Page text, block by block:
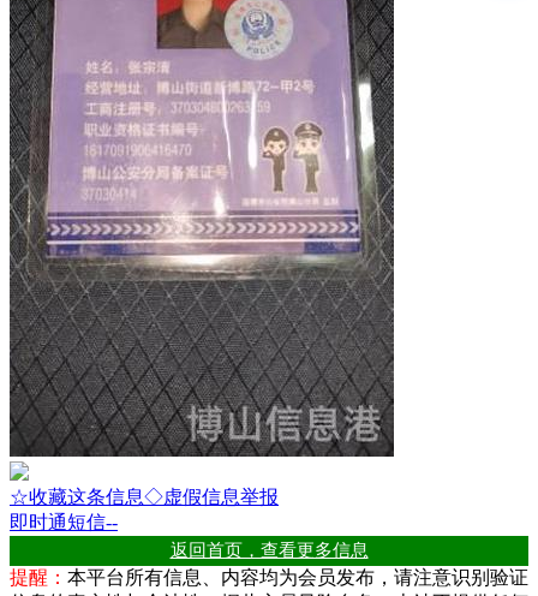
☆收藏这条信息◇虚假信息举报
即时通短信--
返回首页，查看更多信息
提醒： 本平台所有信息、内容均为会员发布，请注意识别验证